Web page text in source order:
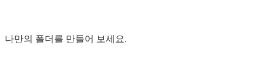
나만의 폴더를 만들어 보세요.